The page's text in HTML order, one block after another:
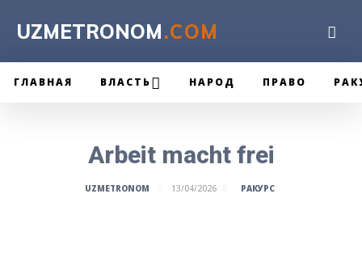
UZMETRONOM.COM
ГЛАВНАЯ ВЛАСТЬ НАРОД ПРАВО
Arbeit macht frei
UZMETRONOM 13/04/2026 РАКУРС